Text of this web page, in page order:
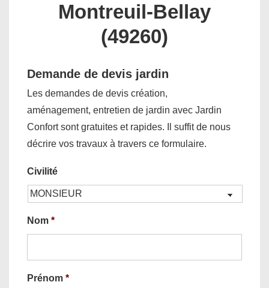
Montreuil-Bellay
(49260)
Demande de devis jardin
Les demandes de devis création,
aménagement, entretien de jardin avec Jardin
Confort sont gratuites et rapides. Il suffit de nous
décrire vos travaux à travers ce formulaire.
Civilité
Nom *
Prénom *